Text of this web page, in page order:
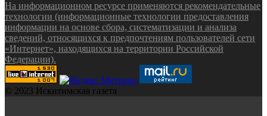
На информационном ресурсе применяются рекомендательные
технологии (информационные технологии предоставления
информации на основе сбора, систематизации и анализа
сведений, относящихся к предпочтениям пользователей сети
«Интернет», находящихся на территории Российской
Федерации).
© 2023 Искитимская газета